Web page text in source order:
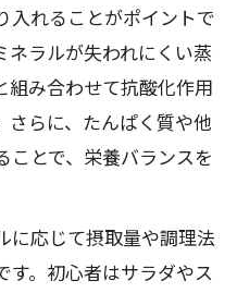
体調管理がラクにな
入れることがポイントで
ネラルが失われにくい蒸
組み合わせて抗酸化作用
さらに、たんぱく質や他
ことで、栄養バランスを
に応じて摂取量や調理法
す。初心者はサラダやス